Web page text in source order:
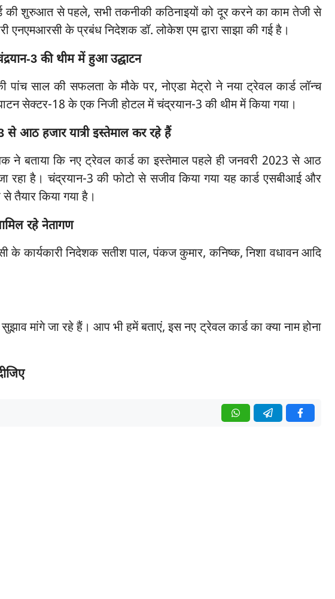
की शुरुआत से पहले, सभी तकनीकी कठिनाइयों को दूर करने का काम तेजी से
एनएमआरसी के प्रबंध निदेशक डॉ. लोकेश एम द्वारा साझा की गई है।
3 की थीम में हुआ उद्घाटन
पांच साल की सफलता के मौके पर, नोएडा मेट्रो ने नया ट्रेवल कार्ड लॉन्च
सेक्टर-18 के एक निजी होटल में चंद्रयान-3 की थीम में किया गया।
आठ हजार यात्री इस्तेमाल कर रहे हैं
ने बताया कि नए ट्रेवल कार्ड का इस्तेमाल पहले ही जनवरी 2023 से आठ
जा रहा है। चंद्रयान-3 की फोटो से सजीव किया गया यह कार्ड एसबीआई और
तैयार किया गया है।
रहे नेतागण
के कार्यकारी निदेशक सतीश पाल, पंकज कुमार, कनिष्क, निशा वधावन आदि
मांगे जा रहे हैं। आप भी हमें बताएं, इस नए ट्रेवल कार्ड का क्या नाम होना